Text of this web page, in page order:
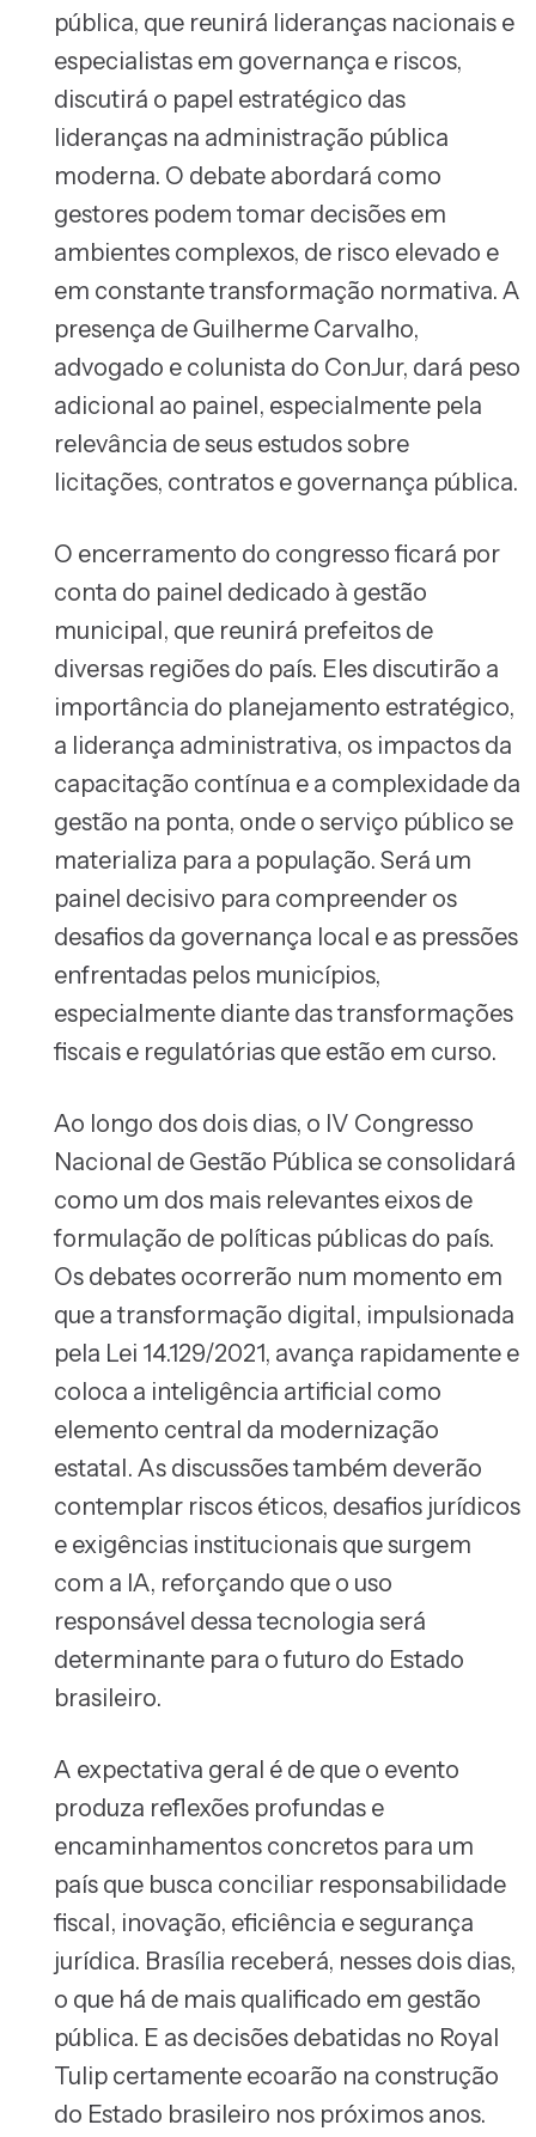
pública, que reunirá lideranças nacionais e
especialistas em governança e riscos,
discutirá o papel estratégico das
lideranças na administração pública
moderna. O debate abordará como
gestores podem tomar decisões em
ambientes complexos, de risco elevado e
em constante transformação normativa. A
presença de Guilherme Carvalho,
advogado e colunista do ConJur, dará peso
adicional ao painel, especialmente pela
relevância de seus estudos sobre
licitações, contratos e governança pública.
O encerramento do congresso ficará por
conta do painel dedicado à gestão
municipal, que reunirá prefeitos de
diversas regiões do país. Eles discutirão a
importância do planejamento estratégico,
a liderança administrativa, os impactos da
capacitação contínua e a complexidade da
gestão na ponta, onde o serviço público se
materializa para a população. Será um
painel decisivo para compreender os
desafios da governança local e as pressões
enfrentadas pelos municípios,
especialmente diante das transformações
fiscais e regulatórias que estão em curso.
Ao longo dos dois dias, o IV Congresso
Nacional de Gestão Pública se consolidará
como um dos mais relevantes eixos de
formulação de políticas públicas do país.
Os debates ocorrerão num momento em
que a transformação digital, impulsionada
pela Lei 14.129/2021, avança rapidamente e
coloca a inteligência artificial como
elemento central da modernização
estatal. As discussões também deverão
contemplar riscos éticos, desafios jurídicos
e exigências institucionais que surgem
com a IA, reforçando que o uso
responsável dessa tecnologia será
determinante para o futuro do Estado
brasileiro.
A expectativa geral é de que o evento
produza reflexões profundas e
encaminhamentos concretos para um
país que busca conciliar responsabilidade
fiscal, inovação, eficiência e segurança
jurídica. Brasília receberá, nesses dois dias,
o que há de mais qualificado em gestão
pública. E as decisões debatidas no Royal
Tulip certamente ecoarão na construção
do Estado brasileiro nos próximos anos.